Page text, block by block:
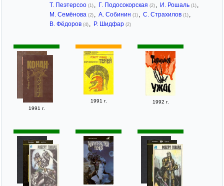
Т. Пеэтерсоо (1) , Г. Подосокорская (2) , И. Рошаль (1) ,
М. Семёнова (2) , А. Собинин (1) , С. Страхилов (1) ,
В. Фёдоров (4) , Р. Шидфар (2)
1991 г.
1991 г. 1992 г.